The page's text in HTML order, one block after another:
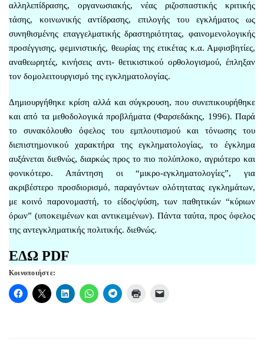
αλληλεπίδρασης, οργανωσιακής, νέας ριζοσπαστικής κριτικής
τάσης, κοινωνικής αντίδρασης, επιλογής του εγκλήματος ως
συνηθισμένης επαγγελματικής δραστηριότητας, φαινομενολογικής
προσέγγισης, φεμινιστικής, θεωρίας της ετικέτας κ.α. Αμφισβητίες,
αναθεωρητές, κινήσεις αντι- θετικιστικού ορθολογισμού, έπληξαν
τον δομολειτουργισμό της εγκληματολογίας.
Δημιουργήθηκε κρίση αλλά και σύγκρουση, που συνεπικουρήθηκε
και από τα μεθοδολογικά προβλήματα (Φαρσεδάκης, 1996). Παρά
το συνακόλουθο όφελος του εμπλουτισμού και τόνωσης του
διεπιστημονικού χαρακτήρα της εγκληματολογίας, το έγκλημα
αυξάνεται διεθνώς, διαρκώς προς το πιο πολύπλοκο, αγριότερο και
φονικότερο. Απάντηση οι “μικρο-εγκληματολογίες”, για
ακριβέστερο προσδιορισμό, παραγόντων ολότητατας εγκλημάτων,
με κοινό παρονομαστή, το είδος/φύση, των παθητικών “κύριων
όρων” (υποκειμένων και αντικειμένων). Πάντα ταύτα, προς όφελος
της αντεγκληματικής πολιτικής. διεθνώς.
ΕΔΩ PDF
Κοινοποιήστε: